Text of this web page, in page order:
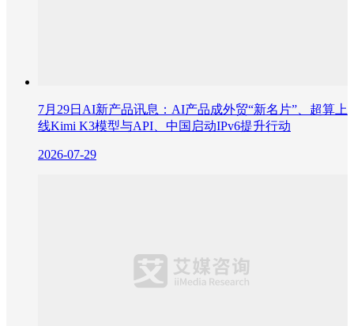
7月29日AI新产品讯息：AI产品成外贸“新名片”、超算上
线Kimi K3模型与API、中国启动IPv6提升行动
2026-07-29